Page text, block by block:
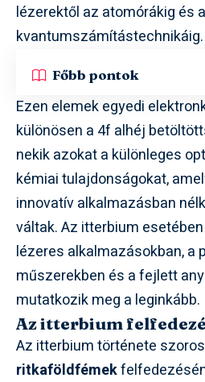
lézerektől az atomórákig és a
kvantumszámítástechnikáig.
Főbb pontok
Ezen elemek egyedi
különösen a 4f alhéj
nekik azokat a különleges
kémiai tulajdonságokat,
innovatív alkalmazásban
váltak. Az itterbium
lézeres alkalmazásokban, a
műszerekben és a fejlett
mutatkozik meg a leginkább.
Az itterbium
Az itterbium története
ritkaföldfémek